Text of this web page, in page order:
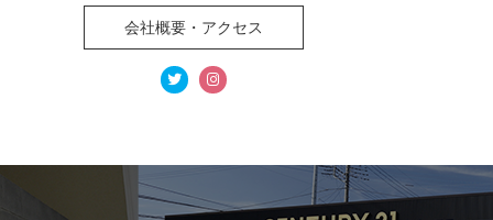
会社概要・アクセス